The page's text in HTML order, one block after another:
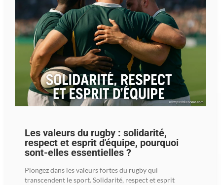
Les valeurs du rugby : solidarité,
respect et esprit d'équipe, pourquoi
sont-elles essentielles ?
Plongez dans les valeurs fortes du rugby qui
transcendent le sport. Solidarité, respect et esprit